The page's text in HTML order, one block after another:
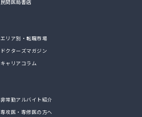
民間医局書店
エリア別・転職市場
ドクターズマガジン
キャリアコラム
非常勤アルバイト紹介
専攻医・専修医の方へ